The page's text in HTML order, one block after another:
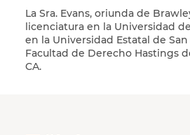
La Sra. Evans, oriunda de
licenciatura en la Universidad
en la Universidad Estatal de
Facultad de Derecho Hastings
CA.